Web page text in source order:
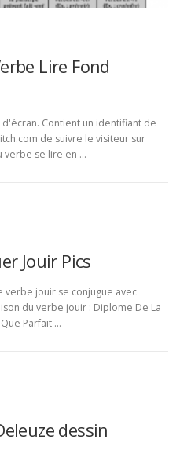
Lire Fond
Contient un identifiant de
de suivre le visiteur sur
verbe se lire en …
Jouir Pics
verbe jouir se conjugue avec
du verbe jouir : Diplome De La
Parfait …
dessin